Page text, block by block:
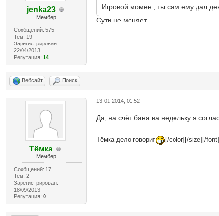
jenka23
Мембер
Сообщений: 575
Тем: 19
Зарегистрирован:
22/04/2013
Репутация: 14
Игровой момент, ты сам ему дал
Сути не меняет.
Вебсайт Поиск
Тёмка
Мембер
Сообщений: 17
Тем: 2
Зарегистрирован:
18/09/2013
Репутация: 0
13-01-2014, 01:52
Да, на счёт бана на недельку я
Тёмка дело говорит [/color][/size][/font]